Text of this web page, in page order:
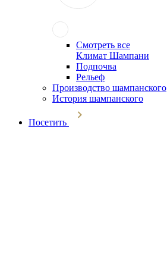
Смотреть все
Климат Шампани
Подпочва
Рельеф
Производство шампанского
История шампанского
Посетить